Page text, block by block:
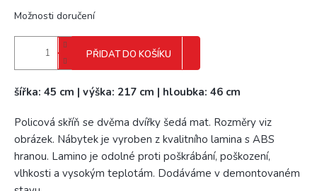
Možnosti doručení
PŘIDAT DO KOŠÍKU
šířka: 45 cm | výška: 217 cm | hloubka: 46 cm
Policová skříň se dvěma dvířky šedá mat. Rozměry viz
obrázek. Nábytek je vyroben z kvalitního lamina s ABS
hranou. Lamino je odolné proti poškrábání, poškození,
vlhkosti a vysokým teplotám. Dodáváme v demontovaném